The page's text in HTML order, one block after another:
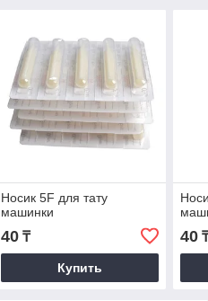
Носик 5F для тату
машинки
40₸
Купить
40